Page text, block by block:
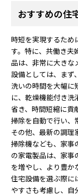
おすすめの住
時短を実現するため
す。特に、共働き夫
品は、非常に大きな
設備としては、まず
洗いの時間を大幅に
に、乾燥機能付き洗
省き、時間短縮に貢
掃除を自動で行い、
その他、最新の調理
掃除機なども、家事
の家電製品は、家事
を増やし、より豊か
住宅設備を選ぶ際に
やすさも考慮し、自